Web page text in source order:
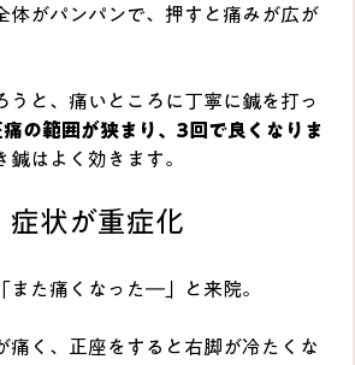
体がパンパンで、押すと痛みが広が
うと、痛いところに丁寧に鍼を打っ
の範囲が狭まり、3回で良くなりま
鍼はよく効きます。
症状が重症化
また痛くなった―」と来院。
痛く、正座をすると右脚が冷たくな